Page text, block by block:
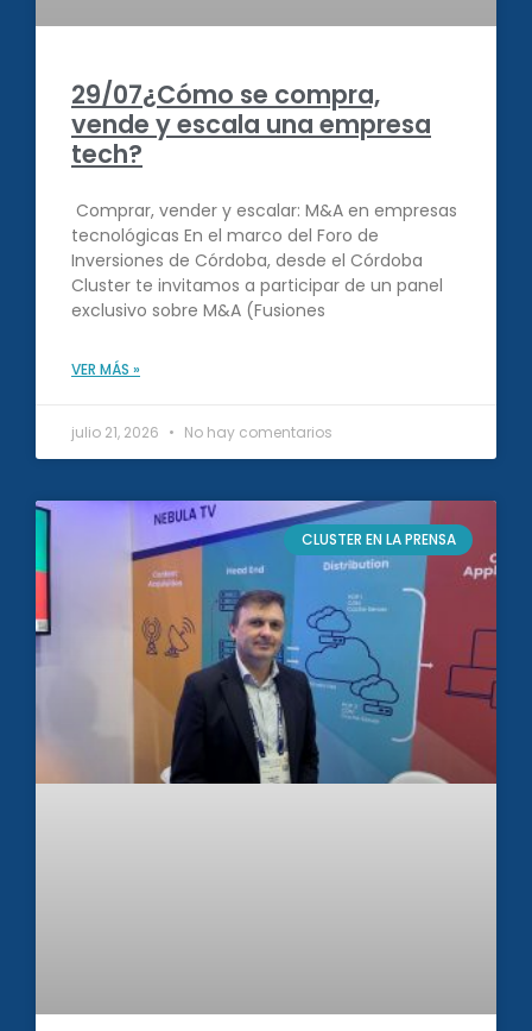
29/07¿Cómo se compra,
vende y escala una empresa
tech?
Comprar, vender y escalar: M&A en empresas
tecnológicas En el marco del Foro de
Inversiones de Córdoba, desde el Córdoba
Cluster te invitamos a participar de un panel
exclusivo sobre M&A (Fusiones
VER MÁS »
julio 21, 2026 No hay comentarios
CLUSTER EN LA PRENSA